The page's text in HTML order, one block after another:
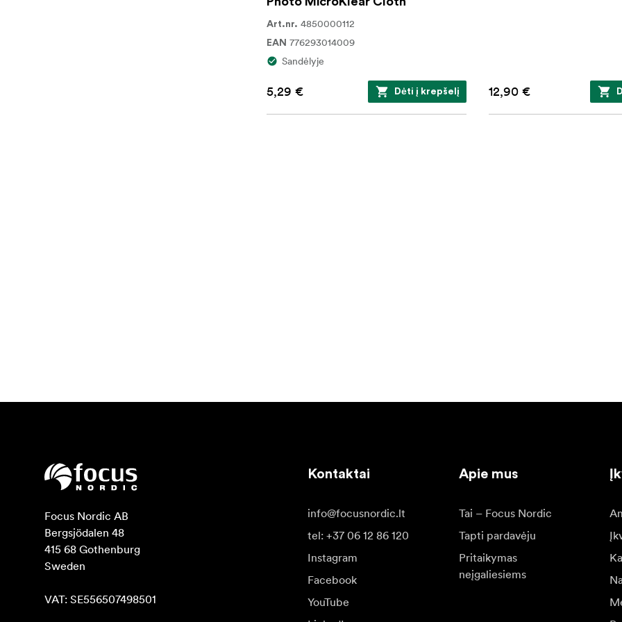
Art.nr. 4850000112
EAN 776293014009
Sandėlyje
5,29 € Dėti į krepšelį 12,90 €
Focus Nordic AB
Bergsjödalen 48
415 68 Gothenburg
Sweden
VAT: SE556507498501
Kontaktai
info@focusnordic.lt
tel: +37 06 12 86 120
Instagram
Facebook
YouTube
Apie mus
Tai – Focus Nordic
Tapti pardavėju
Pritaikymas
neįgaliesiems